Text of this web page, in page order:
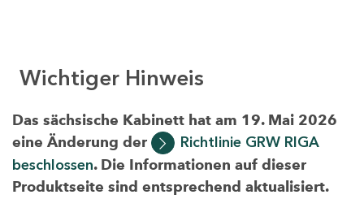
Wichtiger Hinweis
Das sächsische Kabinett hat am 19. Mai 2026
eine Änderung der
Richtlinie GRW RIGA
beschlossen. Die Informationen auf dieser
Produktseite sind entsprechend aktualisiert.